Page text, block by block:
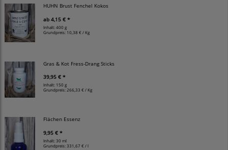
HUHN Brust Fenchel Kokos
ab 4,15 € *
Inhalt: 400 g
Grundpreis: 10,38 € / Kg
Gras & Kot Fress-Drang Sticks
39,95 € *
Inhalt: 150 g
Grundpreis:266,33 € / Kg
Flächen Essenz
9,95 € *
Inhalt: 30 ml
Grundpreis:331,67 € / l